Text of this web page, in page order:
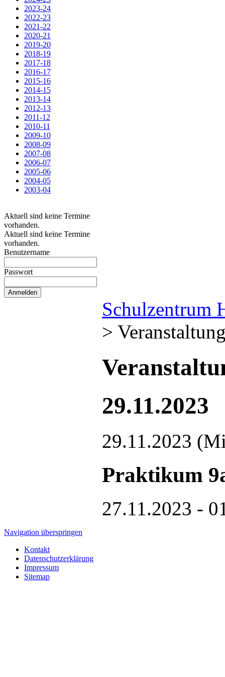
2023-24
2022-23
2021-22
2020-21
2019-20
2018-19
2017-18
2016-17
2015-16
2014-15
2013-14
2012-13
2011-12
2010-11
2009-10
2008-09
2007-08
2006-07
2005-06
2004-05
2003-04
Aktuell sind keine Termine
vorhanden.
Aktuell sind keine Termine
vorhanden.
Benutzername
Passwort
Schulzentrum
>
29.11.2023
29.11.2023
Praktikum
27.11.2023 -
Navigation überspringen
Kontakt
Datenschutzerklärung
Impressum
Sitemap